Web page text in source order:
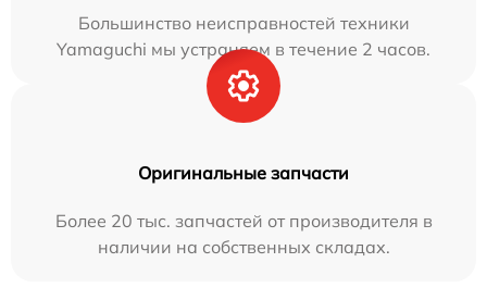
Большинство неисправностей техники
Yamaguchi мы устраняем в течение 2 часов.
Оригинальные запчасти
Более 20 тыс. запчастей от производителя в
наличии на собственных складах.